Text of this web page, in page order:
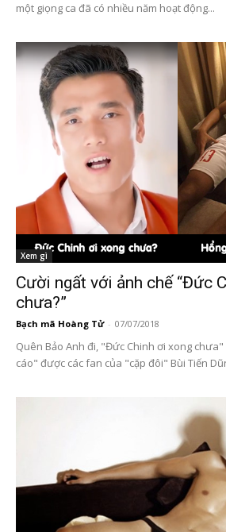
một giọng ca đã có nhiều năm hoạt động...
Xem gì
Cười ngất với ảnh chế “Đức
chưa?”
Bạch mã Hoàng Tử - 07/07/2018
Quên Bảo Anh đi, "Đức Chinh ơi xong
cáo" được các fan của "cặp đôi" Bùi Tiến